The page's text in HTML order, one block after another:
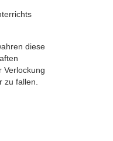
diese
Verlockung
zu fallen.